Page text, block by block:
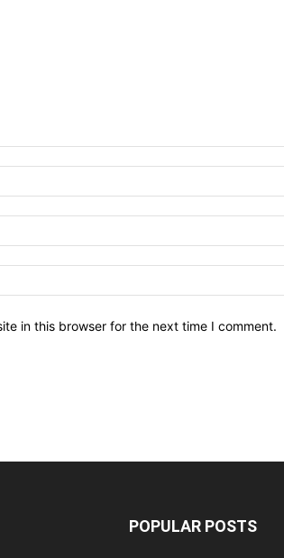
in this browser for the next time I comment.
POPULAR POSTS